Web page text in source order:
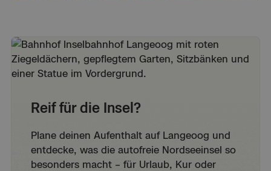
Reif für die Insel?
Plane deinen Aufenthalt auf Langeoog und
entdecke, was die autofreie Nordseeinsel so
besonders macht – für Urlaub, Kur oder